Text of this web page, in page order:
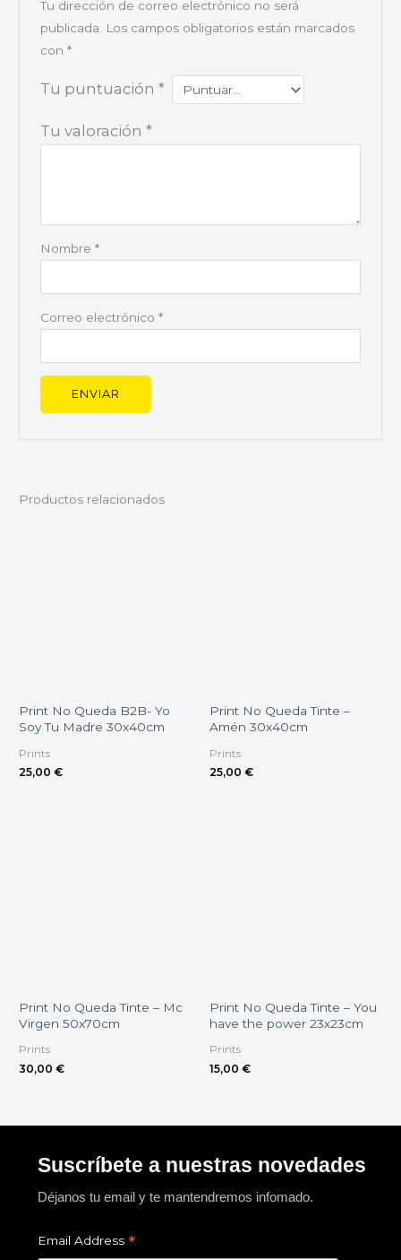
Tu dirección de correo electrónico no será
publicada.
Los campos obligatorios están marcados
con *
Tu puntuación *
Tu valoración *
Nombre *
Correo electrónico *
Productos relacionados
Print No Queda B2B- Yo
Soy Tu Madre 30x40cm
Prints
25,00 €
Print No Queda Tinte –
Amén 30x40cm
Prints
25,00 €
Print No Queda Tinte – Mc
Virgen 50x70cm
Prints
30,00 €
Print No Queda Tinte – You
have the power 23x23cm
Prints
15,00 €
Suscríbete a nuestras novedades
Déjanos tu email y te mantendremos infomado.
Email Address *